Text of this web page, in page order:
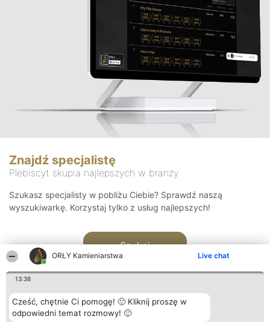
ORŁY Kamieniarstwa Live chat
13:38
Cześć, chętnie Ci pomogę! 🙂 Kliknij proszę w
odpowiedni temat rozmowy! 🙂
Znajdź specjalistę
Plebiscyt skupia najlepszych w branży
Szukasz specjalisty w pobliżu Ciebie? Sprawdź naszą
wyszukiwarkę. Korzystaj tylko z usług najlepszych!
Szukaj